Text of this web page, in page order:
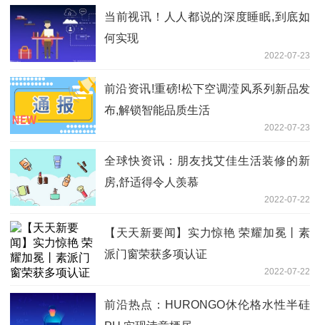
当前视讯！人人都说的深度睡眠,到底如
何实现
2022-07-23
前沿资讯!重磅!松下空调滢风系列新品发
布,解锁智能品质生活
2022-07-23
全球快资讯：朋友找艾佳生活装修的新
房,舒适得令人羡慕
2022-07-22
【天天新要闻】实力惊艳 荣耀加冕丨素
派门窗荣获多项认证
2022-07-22
前沿热点：HURONGO休伦格水性半硅